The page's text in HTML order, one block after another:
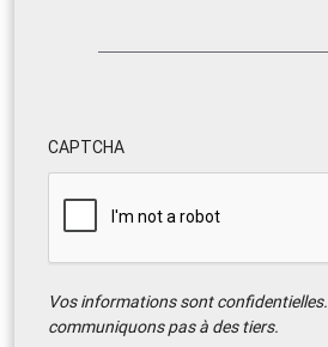
CAPTCHA
Vos informations sont
communiquons pas à des tiers.